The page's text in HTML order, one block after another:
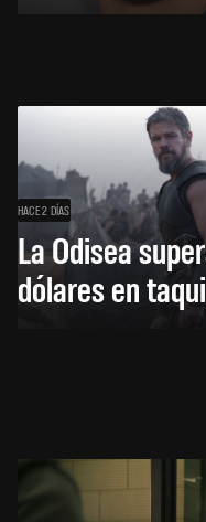
HACE 2 DÍAS
La Odisea
dólares en